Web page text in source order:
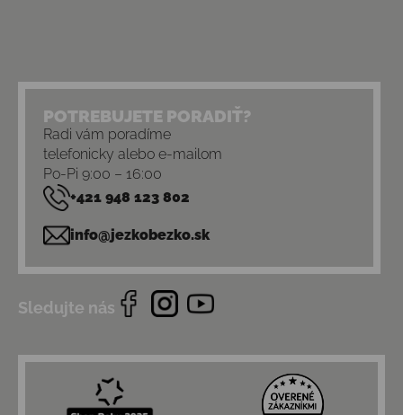
POTREBUJETE PORADIŤ?
Radi vám poradíme
telefonicky alebo e-mailom
Po-Pi 9:00 – 16:00
+421 948 123 802
info@jezkobezko.sk
Sledujte nás